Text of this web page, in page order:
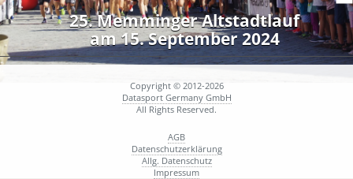
25. Memminger Altstadtlauf
am 15. September 2024
Copyright © 2012-2026
Datasport Germany GmbH
All Rights Reserved.
AGB
Datenschutzerklärung
Allg. Datenschutz
Impressum